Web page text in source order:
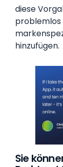
diese
problemlos
hinzufügen.
Sie